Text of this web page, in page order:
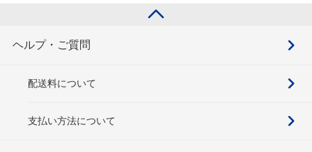
ヘルプ・ご質問
配送料について
支払い方法について